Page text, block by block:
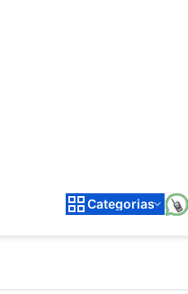
Categorias